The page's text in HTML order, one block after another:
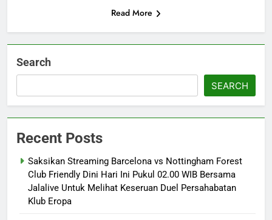
Read More
Search
SEARCH
Recent Posts
Saksikan Streaming Barcelona vs Nottingham Forest
Club Friendly Dini Hari Ini Pukul 02.00 WIB Bersama
Jalalive Untuk Melihat Keseruan Duel Persahabatan
Klub Eropa